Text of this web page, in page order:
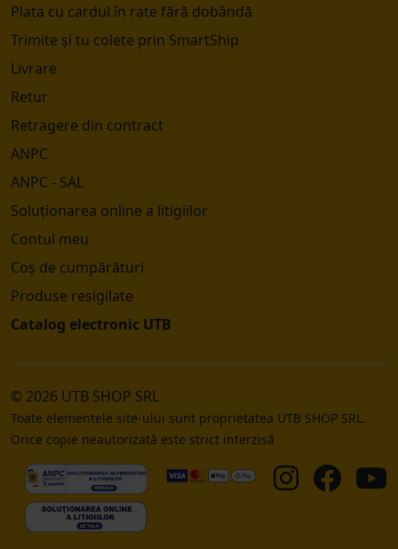
Plata cu cardul în rate fără dobândă
Trimite și tu colete prin SmartShip
Livrare
Retur
Retragere din contract
ANPC
ANPC - SAL
Soluționarea online a litigiilor
Contul meu
Coș de cumpărături
Produse resigilate
Catalog electronic UTB
© 2026 UTB SHOP SRL
Toate elementele site-ului sunt proprietatea UTB SHOP SRL.
Orice copie neautorizată este strict interzisă